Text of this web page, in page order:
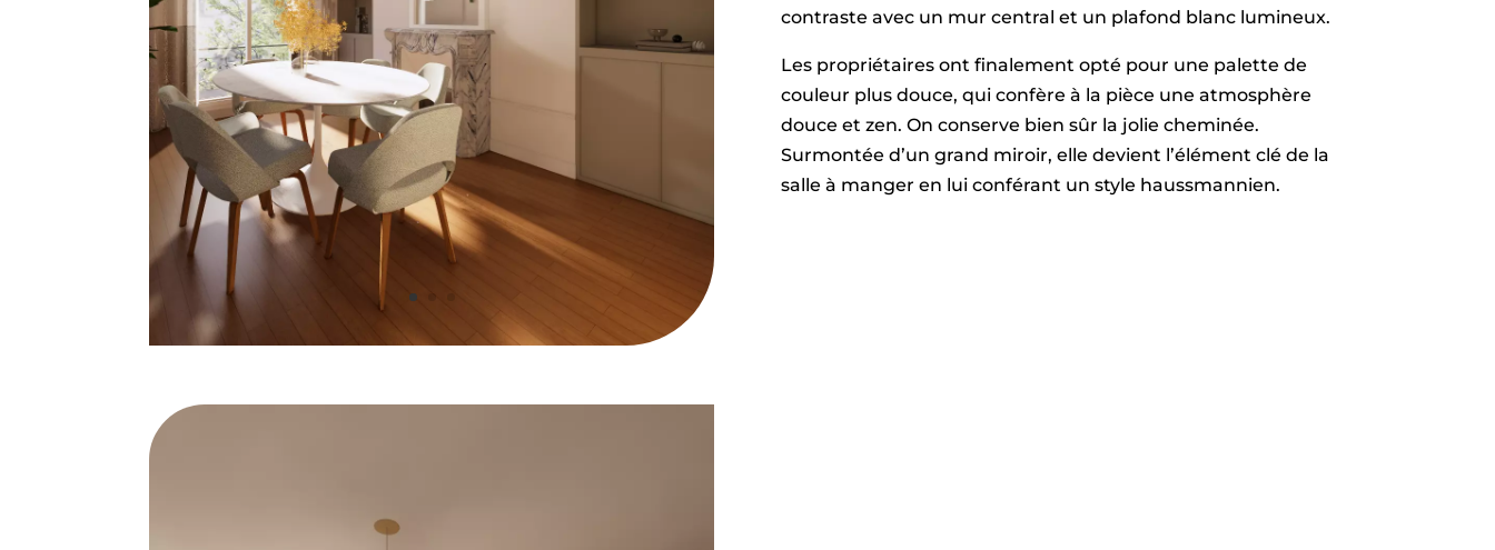
contraste avec un mur central et un plafond blanc lumineux.
Les propriétaires ont finalement opté pour une palette de
couleur plus douce, qui confère à la pièce une atmosphère
douce et zen. On conserve bien sûr la jolie cheminée.
Surmontée d’un grand miroir, elle devient l’élément clé de la
salle à manger en lui conférant un style haussmannien.